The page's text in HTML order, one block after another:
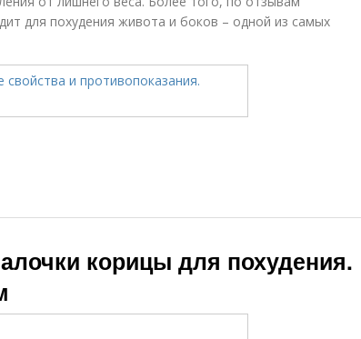
для похудения живота и боков – одной из самых
корицы для похудения.